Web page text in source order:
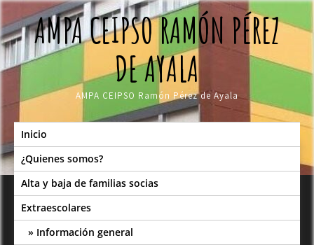
Skip
to
contentAMPA CEIPSO RAMÓN PÉREZ
DE AYALA
AMPA CEIPSO Ramón Pérez de Ayala
Inicio
¿Quienes somos?
Alta y baja de familias socias
Extraescolares
Información general